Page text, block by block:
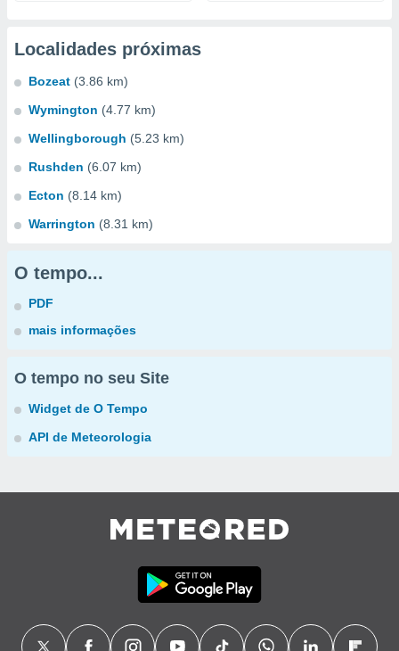
Localidades próximas
Bozeat (3.86 km)
Wymington (4.77 km)
Wellingborough (5.23 km)
Rushden (6.07 km)
Ecton (8.14 km)
Warrington (8.31 km)
O tempo...
PDF
mais informações
O tempo no seu Site
Widget de O Tempo
API de Meteorologia